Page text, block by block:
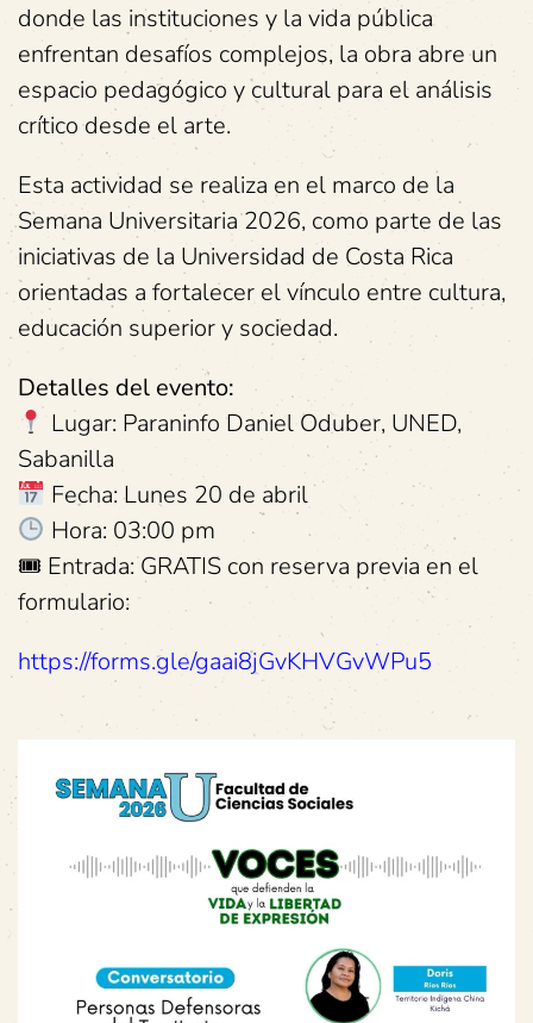
donde las instituciones y la vida pública
enfrentan desafíos complejos, la obra abre un
espacio pedagógico y cultural para el análisis
crítico desde el arte.
Esta actividad se realiza en el marco de la
Semana Universitaria 2026, como parte de las
iniciativas de la Universidad de Costa Rica
orientadas a fortalecer el vínculo entre cultura,
educación superior y sociedad.
Detalles del evento:
Lugar: Paraninfo Daniel Oduber, UNED,
Sabanilla
Fecha: Lunes 20 de abril
Hora: 03:00 pm
🎟 Entrada: GRATIS con reserva previa en el
formulario:
https://forms.gle/gaai8jGvKHVGvWPu5